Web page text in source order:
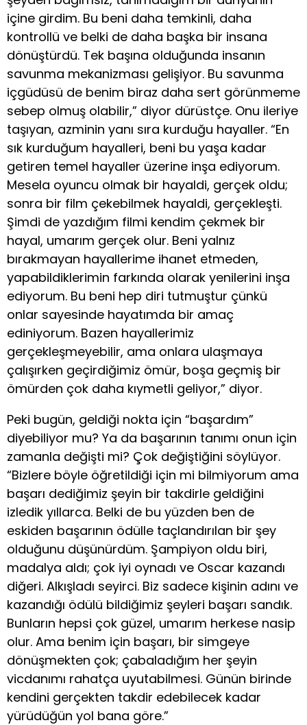
içine girdim. Bu beni daha temkinli, daha
kontrollü ve belki de daha başka bir insana
dönüştürdü. Tek başına olduğunda insanın
savunma mekanizması gelişiyor. Bu savunma
içgüdüsü de benim biraz daha sert görünmeme
sebep olmuş olabilir,” diyor dürüstçe. Onu ileriye
taşıyan, azminin yanı sıra kurduğu hayaller. “En
sık kurduğum hayalleri, beni bu yaşa kadar
getiren temel hayaller üzerine inşa ediyorum.
Mesela oyuncu olmak bir hayaldi, gerçek oldu;
sonra bir film çekebilmek hayaldi, gerçekleşti.
Şimdi de yazdığım filmi kendim çekmek bir
hayal, umarım gerçek olur. Beni yalnız
bırakmayan hayallerime ihanet etmeden,
yapabildiklerimin farkında olarak yenilerini inşa
ediyorum. Bu beni hep diri tutmuştur çünkü
onlar sayesinde hayatımda bir amaç
ediniyorum. Bazen hayallerimiz
gerçekleşmeyebilir, ama onlara ulaşmaya
çalışırken geçirdiğimiz ömür, boşa geçmiş bir
ömürden çok daha kıymetli geliyor,” diyor.
Peki bugün, geldiği nokta için “başardım”
diyebiliyor mu? Ya da başarının tanımı onun için
zamanla değişti mi? Çok değiştiğini söylüyor.
“Bizlere böyle öğretildiği için mi bilmiyorum ama
başarı dediğimiz şeyin bir takdirle geldiğini
izledik yıllarca. Belki de bu yüzden ben de
eskiden başarının ödülle taçlandırılan bir şey
olduğunu düşünürdüm. Şampiyon oldu biri,
madalya aldı; çok iyi oynadı ve Oscar kazandı
diğeri. Alkışladı seyirci. Biz sadece kişinin adını ve
kazandığı ödülü bildiğimiz şeyleri başarı sandık.
Bunların hepsi çok güzel, umarım herkese nasip
olur. Ama benim için başarı, bir simgeye
dönüşmekten çok; çabaladığım her şeyin
vicdanımı rahatça uyutabilmesi. Günün birinde
kendini gerçekten takdir edebilecek kadar
yürüdüğün yol bana göre.”